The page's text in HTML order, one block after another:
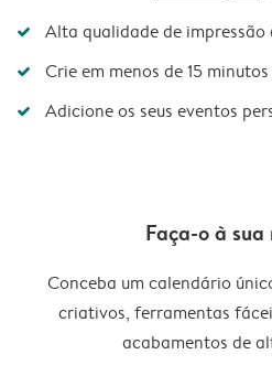
Alta qualidade de impressão
Crie em menos de 15 minutos
Adicione os seus eventos
Faça-o à
Conceba um calendário
criativos, ferramentas
acabamentos de